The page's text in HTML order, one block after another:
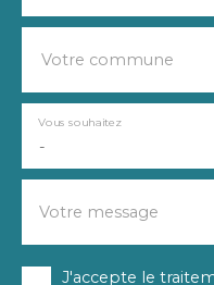
Votre commune
-
Vous souhaitez
Votre message
J'accepte le